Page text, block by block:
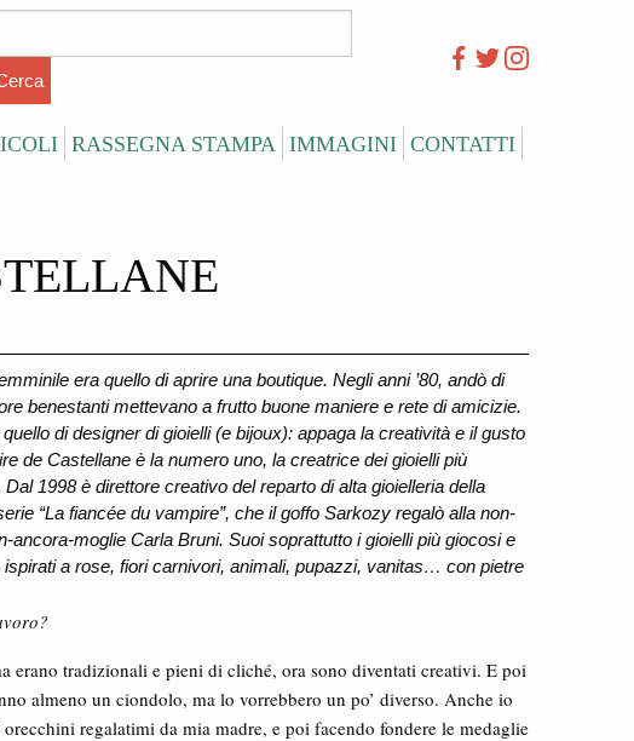
RASSEGNA STAMPA IMMAGINI CONTATTI
era quello di aprire una boutique. Negli anni ’80, andò di
benestanti mettevano a frutto buone maniere e rete di amicizie.
di designer di gioielli (e bijoux): appaga la creatività e il gusto
de Castellane è la numero uno, la creatrice dei gioielli più
1998 è direttore creativo del reparto di alta gioielleria della
“La fiancée du vampire”, che il goffo Sarkozy regalò alla non-
ancora-moglie Carla Bruni. Suoi soprattutto i gioielli più giocosi e
a rose, fiori carnivori, animali, pupazzi, vanitas… con pietre
erano tradizionali e pieni di cliché, ora sono diventati creativi. E poi
almeno un ciondolo, ma lo vorrebbero un po’ diverso. Anche io
regalatimi da mia madre, e poi facendo fondere le medaglie